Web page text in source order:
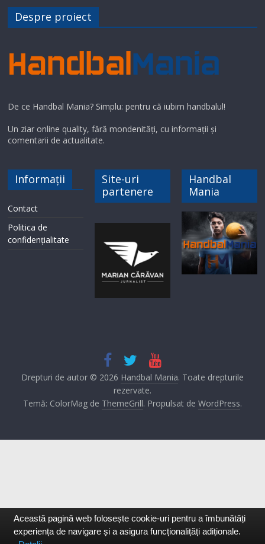
Despre proiect
De ce Handbal Mania? Simplu: pentru că iubim handbalul!
Un ziar online quality, fără mondenități, cu informații și
comentarii de actualitate.
Informații
Contact
Politica de
confidențialitate
Site-uri
partenere
Handbal
Mania
Drepturi de autor © 2026 Handbal Mania. Toate drepturile
rezervate.
Temă: ColorMag de ThemeGrill. Propulsat de WordPress.
Această pagină web folosește cookie-uri pentru a îmbunătăți
experiența de navigare și a asigura funcționalițăți adiționale.